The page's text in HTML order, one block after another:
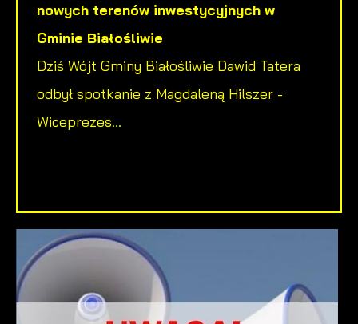
nowych terenów inwestycyjnych w
Gminie Białośliwie
Dziś Wójt Gminy Białośliwie Dawid Tatera
odbył spotkanie z Magdaleną Hilszer -
Wiceprezes...